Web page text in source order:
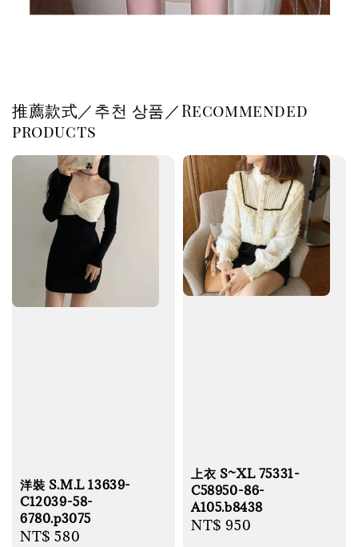
推薦款式／추천 상품／Recommended
products
洋裝 S.M.L 13639-
C12039-58-
6780.p3075
Regular
NT$ 580
上衣 S~XL 75331-
C58950-86-
A105.b8438
Regular
NT$ 950